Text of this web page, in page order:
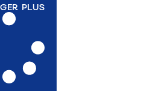
PLUS